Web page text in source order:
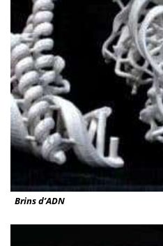
Brins d’ADN